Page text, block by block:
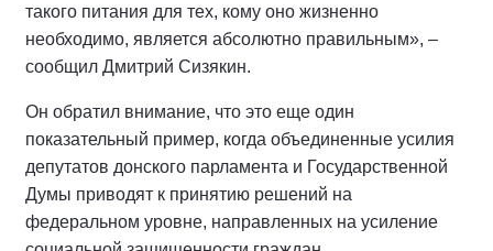
такого питания для тех, кому оно жизненно
необходимо, является абсолютно правильным», –
сообщил Дмитрий Сизякин.
Он обратил внимание, что это еще один
показательный пример, когда объединенные усилия
депутатов донского парламента и Государственной
Думы приводят к принятию решений на
федеральном уровне, направленных на усиление